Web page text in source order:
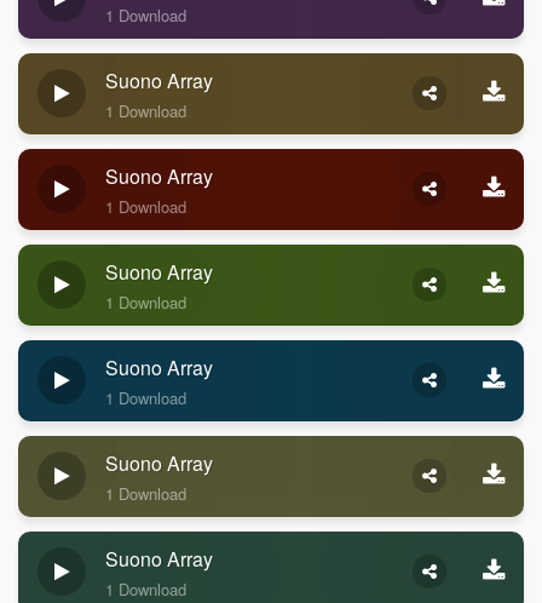
1 Download
Suono Array
1 Download
Suono Array
1 Download
Suono Array
1 Download
Suono Array
1 Download
Suono Array
1 Download
Suono Array
1 Download